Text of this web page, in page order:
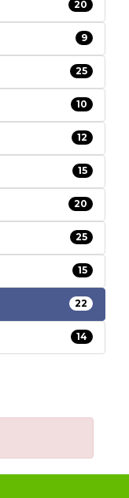
20
9
25
10
12
15
20
25
15
22
14